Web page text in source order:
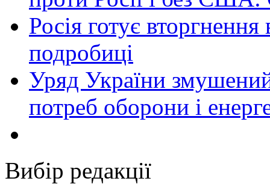
Росія готує вторгнення
подробиці
Уряд України
потреб оборони і
Вибір редакції